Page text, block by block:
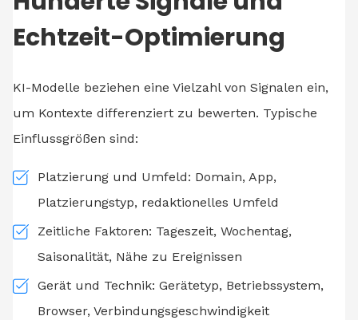
Echtzeit-Optimierung
KI-Modelle beziehen eine Vielzahl von Signalen ein,
um Kontexte differenziert zu bewerten. Typische
Einflussgrößen sind:
Platzierung und Umfeld: Domain, App,
Platzierungstyp, redaktionelles Umfeld
Zeitliche Faktoren: Tageszeit, Wochentag,
Saisonalität, Nähe zu Ereignissen
Gerät und Technik: Gerätetyp, Betriebssystem,
Browser, Verbindungsgeschwindigkeit